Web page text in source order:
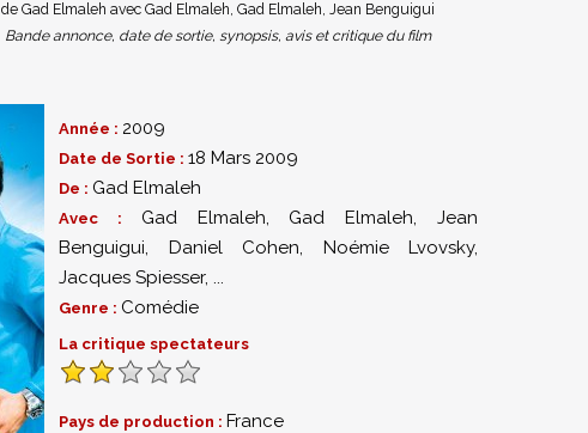
de Gad Elmaleh avec Gad Elmaleh, Gad Elmaleh, Jean Benguigui
Bande annonce, date de sortie, synopsis, avis et critique du film
Année : 2009
Date de Sortie : 18 Mars 2009
De : Gad Elmaleh
Avec : Gad Elmaleh, Gad Elmaleh,Jean
Benguigui, Daniel Cohen, Noémie Lvovsky,
Jacques Spiesser, ...
Genre : Comédie
La critique spectateurs
Pays de production : France